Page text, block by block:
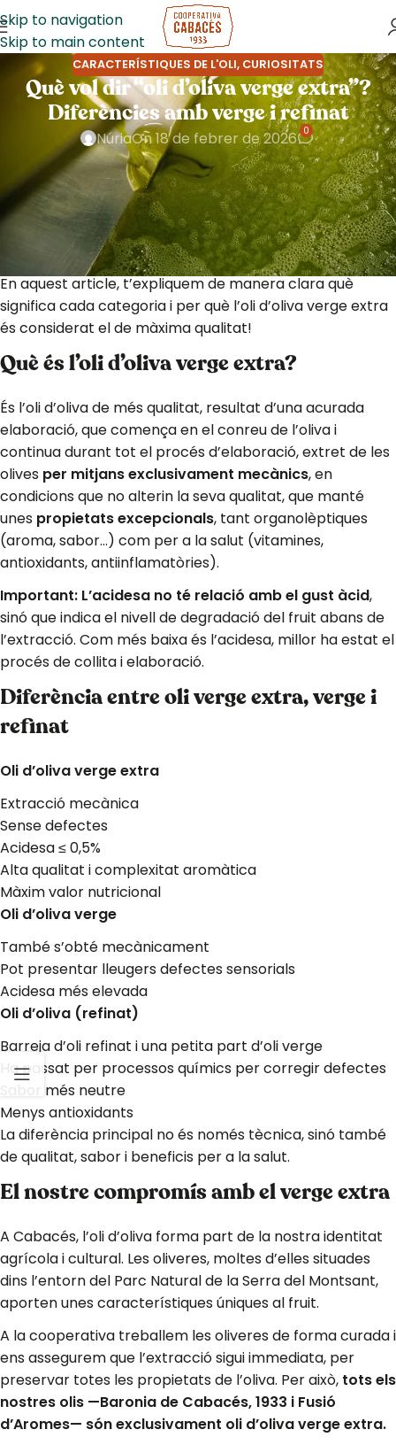
Skip to navigation
Skip to main content
CARACTERÍSTIQUES DE L'OLI, CURIOSITATS
Què vol dir “oli d’oliva verge extra”?
Diferències amb verge i refinat
NúriaOn 18 de febrer de 2026 0
Quan comprem oli, sovint veiem a l’etiqueta termes com
“verge extra”, “verge” o “oli d’oliva”. Però, què vol dir
realment “
oli d’oliva verge extra”? És només una
qüestió de màrqueting o hi ha diferències reals en
qualitat i salut?
En aquest article, t’expliquem de manera clara què
significa cada categoria i per què l’oli d’oliva verge extra
és considerat el de màxima qualitat!
Què és l’oli d’oliva verge extra?
És l’oli d’oliva de més qualitat, resultat d’una acurada
elaboració, que comença en el conreu de l’oliva i
continua durant tot el procés d’elaboració, extret de les
olives per mitjans exclusivament mecànics, en
condicions que no alterin la seva qualitat, que manté
unes propietats excepcionals, tant organolèptiques
(aroma, sabor…) com per a la salut (vitamines,
antioxidants, antiinflamatòries).
Important: L’acidesa no té relació amb el gust àcid,
sinó que indica el nivell de degradació del fruit abans de
l’extracció. Com més baixa és l’acidesa, millor ha estat el
procés de collita i elaboració.
Diferència entre oli verge extra, verge i
refinat
Oli d’oliva verge extra
Extracció mecànica
Sense defectes
Acidesa ≤ 0,5%
Alta qualitat i complexitat aromàtica
Màxim valor nutricional
Oli d’oliva verge
També s’obté mecànicament
Pot presentar lleugers defectes sensorials
Acidesa més elevada
Oli d’oliva (refinat)
Barreja d’oli refinat i una petita part d’oli verge
Ha passat per processos químics per corregir defectes
Sabor més neutre
Menys antioxidants
La diferència principal no és només tècnica, sinó també
de qualitat, sabor i beneficis per a la salut.
El nostre compromís amb el verge extra
A Cabacés, l’oli d’oliva forma part de la nostra identitat
agrícola i cultural. Les oliveres, moltes d’elles situades
dins l’entorn del Parc Natural de la Serra del Montsant,
aporten unes característiques úniques al fruit.
A la cooperativa treballem les oliveres de forma curada i
ens assegurem que l’extracció sigui immediata, per
preservar totes les propietats de l’oliva. Per això, tots els
nostres olis —Baronia de Cabacés, 1933 i Fusió
d’Aromes— són exclusivament oli d’oliva verge extra.